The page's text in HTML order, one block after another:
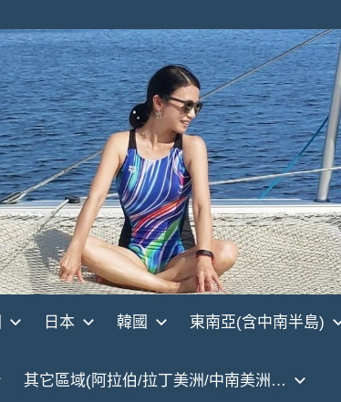
日本 韓國 東南亞(含中南半島)
其它區域(阿拉伯/拉丁美洲/中南美洲…